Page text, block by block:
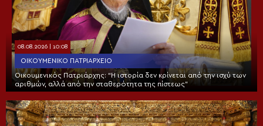
08.08.2026 | 10:08
ΟΙΚΟΥΜΕΝΙΚΌ ΠΑΤΡΙΑΡΧΕΊΟ
Οικουμενικός Πατριάρχης: “Η ιστορία δεν κρίνεται από την ισχύ των
αριθμών, αλλά από την σταθερότητα της πίστεως”